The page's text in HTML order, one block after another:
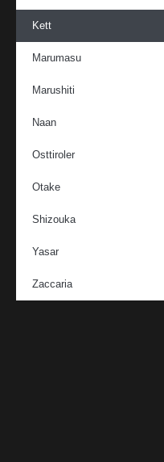
Kett
Marumasu
Marushiti
Naan
Osttiroler
Otake
Shizouka
Yasar
Zaccaria